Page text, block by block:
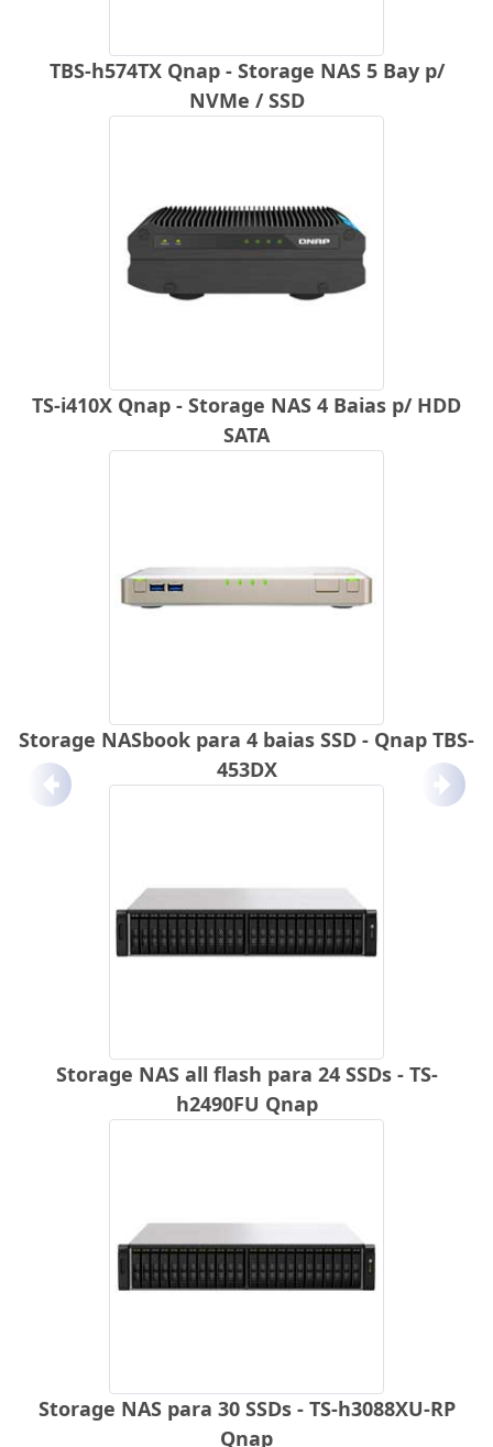
TBS-h574TX Qnap - Storage NAS 5 Bay p/
NVMe / SSD
TS-i410X Qnap - Storage NAS 4 Baias p/ HDD
SATA
Storage NASbook para 4 baias SSD - Qnap TBS-
453DX
Storage NAS all flash para 24 SSDs - TS-
h2490FU Qnap
Storage NAS para 30 SSDs - TS-h3088XU-RP
Qnap
Anterior